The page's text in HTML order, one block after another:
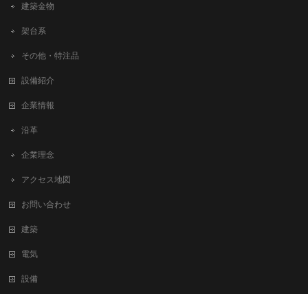
建築金物
架台系
その他・特注品
設備紹介
企業情報
沿革
企業理念
アクセス地図
お問い合わせ
建築
電気
設備